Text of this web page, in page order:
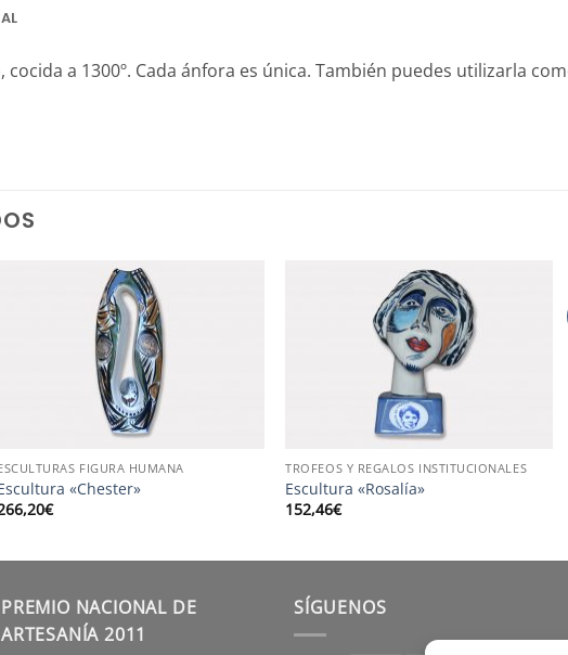
a 1300º. Cada ánfora es única. También puedes utilizarla
FIGURA HUMANA
«Chester»
€
TROFEOS Y REGALOS INSTITUCIONALES
Escultura «Rosalía»
152,46€
PREMIO NACIONAL DE
ARTESANÍA 2011
SÍGUENOS